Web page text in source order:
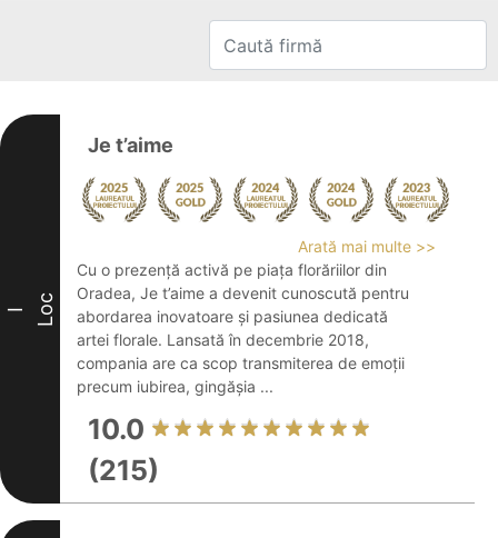
I Loc
Je t’aime
Arată mai multe >>
Cu o prezență activă pe piața florăriilor din
Oradea, Je t’aime a devenit cunoscută pentru
abordarea inovatoare și pasiunea dedicată
artei florale. Lansată în decembrie 2018,
compania are ca scop transmiterea de emoții
precum iubirea, gingășia ...
10.0
(215)